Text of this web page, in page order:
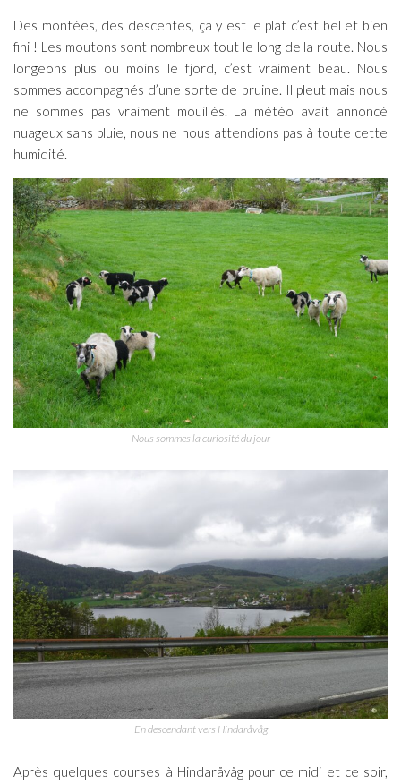
Des montées, des descentes, ça y est le plat c’est bel et bien
fini ! Les moutons sont nombreux tout le long de la route. Nous
longeons plus ou moins le fjord, c’est vraiment beau. Nous
sommes accompagnés d’une sorte de bruine. Il pleut mais nous
ne sommes pas vraiment mouillés. La météo avait annoncé
nuageux sans pluie, nous ne nous attendions pas à toute cette
humidité.
Nous sommes la curiosité du jour
En descendant vers Hindaråvåg
Après quelques courses à Hindaråvåg pour ce midi et ce soir,